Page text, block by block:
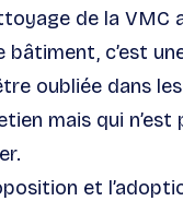
de la VMC
bâtiment, c’est
oubliée dans
mais qui n’est
et